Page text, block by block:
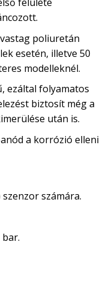
poliuretán
esetén, illetve 50
modelleknél.
ezáltal folyamatos
biztosít még a
után is.
a korrózió elleni
számára.